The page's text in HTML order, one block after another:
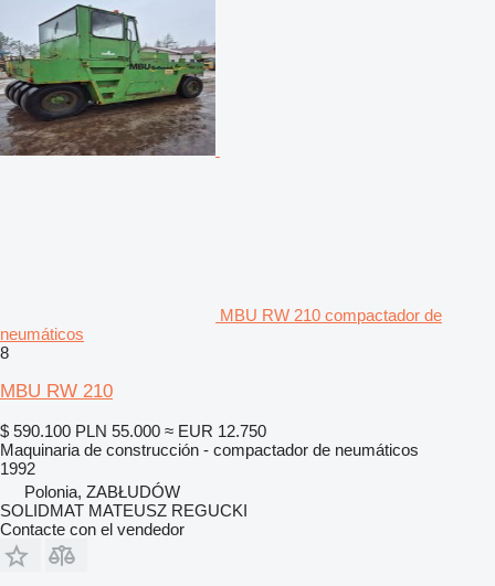
MBU RW 210 compactador de
neumáticos
8
MBU RW 210
$ 590.100 PLN 55.000 ≈ EUR 12.750
Maquinaria de construcción - compactador de neumáticos
1992
Polonia, ZABŁUDÓW
SOLIDMAT MATEUSZ REGUCKI
Contacte con el vendedor